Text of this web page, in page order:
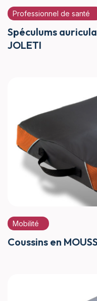
Professionnel de santé
Spéculums
JOLETI
Mobilité
Coussins en